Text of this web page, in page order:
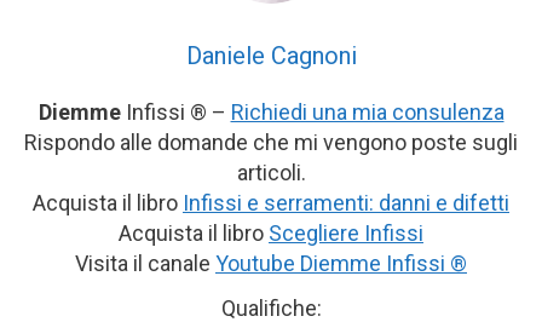
Daniele Cagnoni
Diemme Infissi ® – Richiedi una mia consulenza
Rispondo alle domande che mi vengono poste sugli
articoli.
Acquista il libro Infissi e serramenti: danni e difetti
Acquista il libro Scegliere Infissi
Visita il canale Youtube Diemme Infissi ®
Qualifiche: